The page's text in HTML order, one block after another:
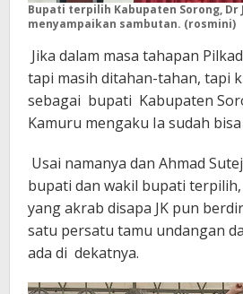
Bupati terpilih Kabupaten Sorong, Dr
menyampaikan sambutan. (rosmini)
Jika dalam masa tahapan
tapi masih ditahan-tahan, tapi
sebagai bupati Kabupaten
Kamuru mengaku Ia sudah
Usai namanya dan Ahmad
bupati dan wakil bupati terpilih,
yang akrab disapa JK pun
satu persatu tamu undangan
ada di dekatnya.